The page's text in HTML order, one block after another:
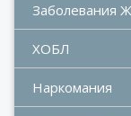
Заболевания
ХОБЛ
Наркомания